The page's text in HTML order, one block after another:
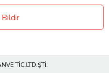
TİC.LTD.ŞTİ.